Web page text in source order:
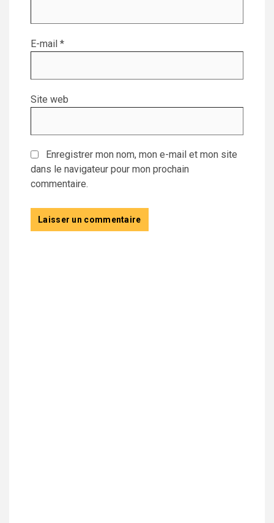
E-mail *
Site web
Enregistrer mon nom, mon e-mail et mon site
dans le navigateur pour mon prochain
commentaire.